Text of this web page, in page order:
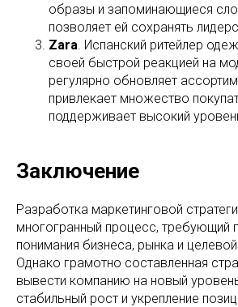
образы и запоминающиеся
позволяет ей сохранять
Zara. Испанский ритейлер
своей быстрой реакцией на
регулярно обновляет
привлекает множество
поддерживает высокий
Заключение
Разработка маркетинговой
многогранный процесс, требующий
понимания бизнеса, рынка и
Однако грамотно составленная
вывести компанию на новый
стабильный рост и укрепление